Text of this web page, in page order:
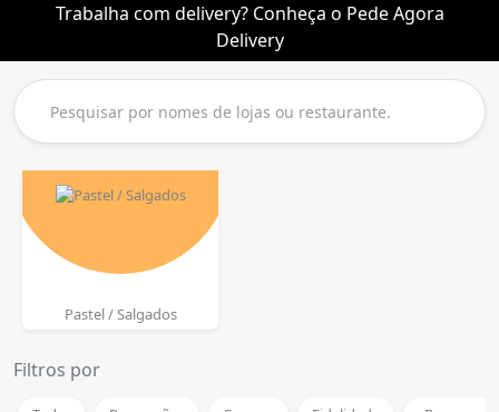
Trabalha com delivery? Conheça o Pede Agora
Delivery
Pastel / Salgados
Filtros por